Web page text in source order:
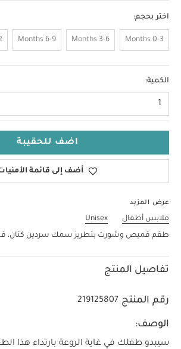
اختر بحجم:
0-3 Months
3-6 Months
6-9 Months
الكمية:
1
اضف للحقيبة
أضف إلى قائمة
عرض المزيد
ملابس أطفال
Unisex
طقم قميص وشورت بتطريز سمك سردين كتان،
تفاصيل المنتج
رقم المنتج 219125807
الوصف:
سيبدو طفلك في غاية الروعة بارتداء هذا